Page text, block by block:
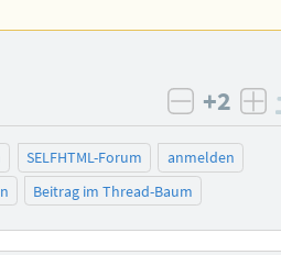
negativ
+2
SELFHTML-Forum
anmelden
Beitrag im Thread-Baum